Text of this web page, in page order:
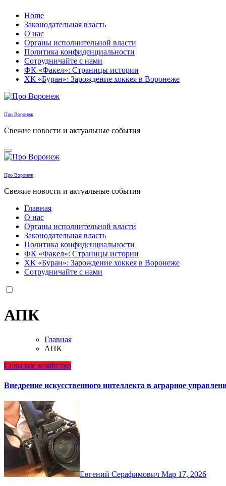
Перейти
содержанию
Home
Законодательная власть
О нас
Органы исполнительной власти
Политика конфиденциальности
Сотрудничайте с нами
ФК «Факел»: Страницы истории
ХК «Буран»: Зарождение хоккея в Воронеже
Про Воронеж
Свежие новости и актуальные события
Про Воронеж
Свежие новости и актуальные события
Главная
О нас
Органы исполнительной власти
Законодательная власть
Политика конфиденциальности
ФК «Факел»: Страницы истории
ХК «Буран»: Зарождение хоккея в Воронеже
Сотрудничайте с нами
АПК
Главная
АПК
Сельское хозяйство
Внедрение искусственного интеллекта в аграрное
Евгений Серафимович Мар 17, 2026